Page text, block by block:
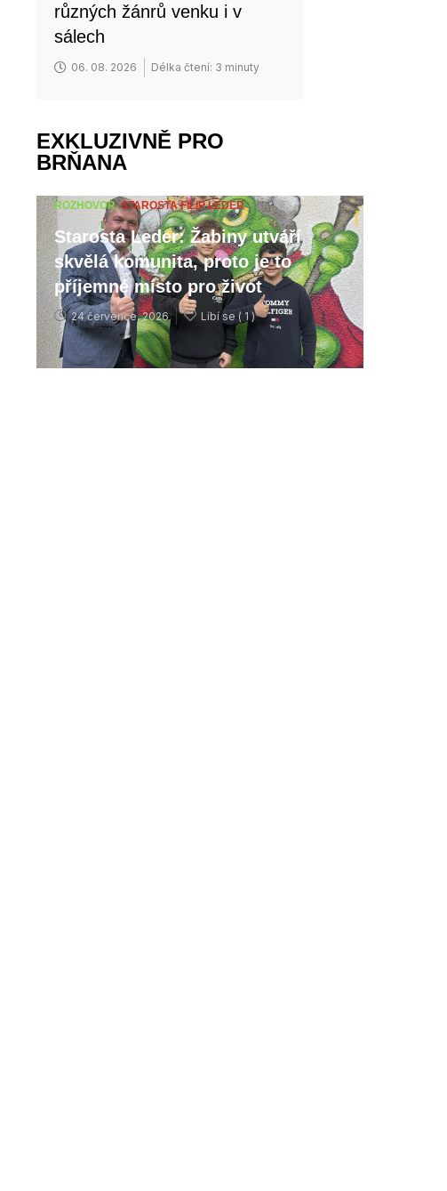
různých žánrů venku i v
sálech
06. 08. 2026 Délka čtení: 3 minuty
EXKLUZIVNĚ PRO
BRŇANA
ROZHOVOR,STAROSTA FILIP LEDER
Starosta Leder: Žabiny utváří
skvělá komunita, proto je to
příjemné místo pro život
24 července, 2026 Líbí se ( 1 )